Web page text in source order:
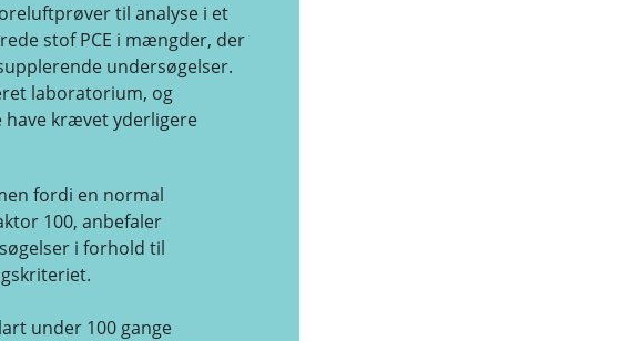
til analyse i et
stof PCE i mængder, der
undersøgelser.
laboratorium, og
have krævet yderligere
fordi en normal
100, anbefaler
i forhold til
under 100 gange